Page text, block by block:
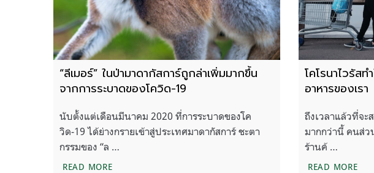
“ลีเมอร์” ในป่ามาดากัสการ์ถูกล่าเพิ่มมากขึ้น
จากการระบาดของโควิด-19
นับตั้งแต่เดือนมีนาคม 2020 ที่การระบาดของโค
วิด-19 ได้ย่างกรายเข้าสู่ประเทศมาดากัสการ์ ชะตา
กรรมของ “ล …
READ MORE“ลีเมอร์” ในป่ามาดากัสการ์ถูกล่าเพิ่มมากขึ้นจากการระบาดของโควิด-
โคโรนาไวรัสท
อาหารของเรา
ถึงเวลาแล้วที่จ
มากกว่านี้ คนส่ว
ร้านค้ …
READ MOREโค